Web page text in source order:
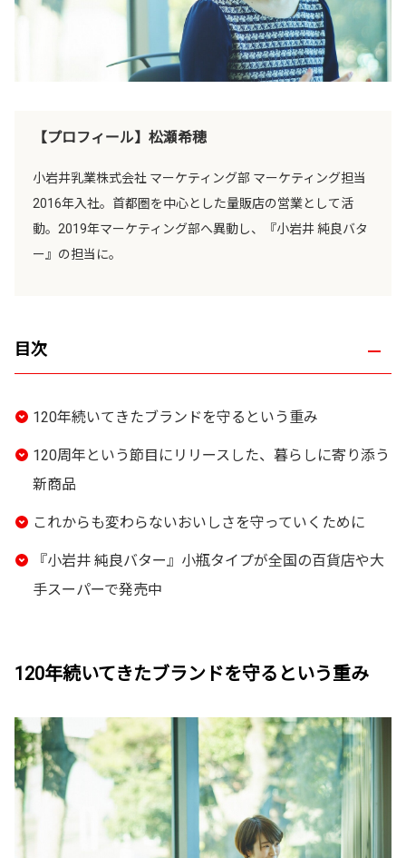
【プロフィール】松瀬希穂
小岩井乳業株式会社 マーケティング部 マーケティング担当
2016年入社。首都圏を中心とした量販店の営業として活
動。2019年マーケティング部へ異動し、『小岩井 純良バタ
ー』の担当に。
目次
120年続いてきたブランドを守るという重み
120周年という節目にリリースした、暮らしに寄り添う
新商品
これからも変わらないおいしさを守っていくために
『小岩井 純良バター』小瓶タイプが全国の百貨店や大
手スーパーで発売中
120年続いてきたブランドを守るという重み